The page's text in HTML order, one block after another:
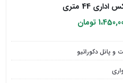
44 متری
تومان
و پانل دکوراتیو